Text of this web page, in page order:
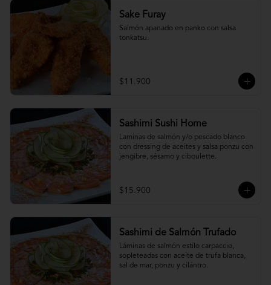
Sake Furay
Salmón apanado en panko con salsa
tonkatsu.
$11.900
Sashimi Sushi Home
Laminas de salmón y/o pescado blanco
con dressing de aceites y salsa ponzu con
jengibre, sésamo y ciboulette.
$15.900
Sashimi de Salmón Trufado
Láminas de salmón estilo carpaccio,
sopleteadas con aceite de trufa blanca,
sal de mar, ponzu y cilántro.